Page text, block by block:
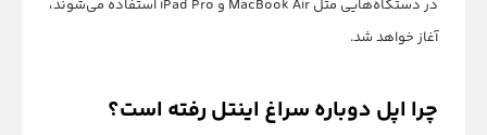
در دستگاه‌هایی مثل MacBook Air و iPad Pro استفاده می‌شوند،
آغاز خواهد شد.
چرا اپل دوباره سراغ اینتل رفته است؟